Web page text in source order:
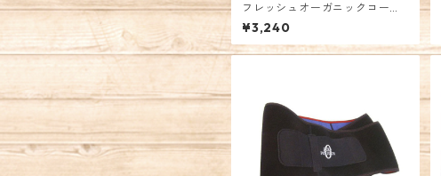
フレッシュオーガニックコーヒ
ー200ｇ コロンビア KYOTO
農園
¥3,240